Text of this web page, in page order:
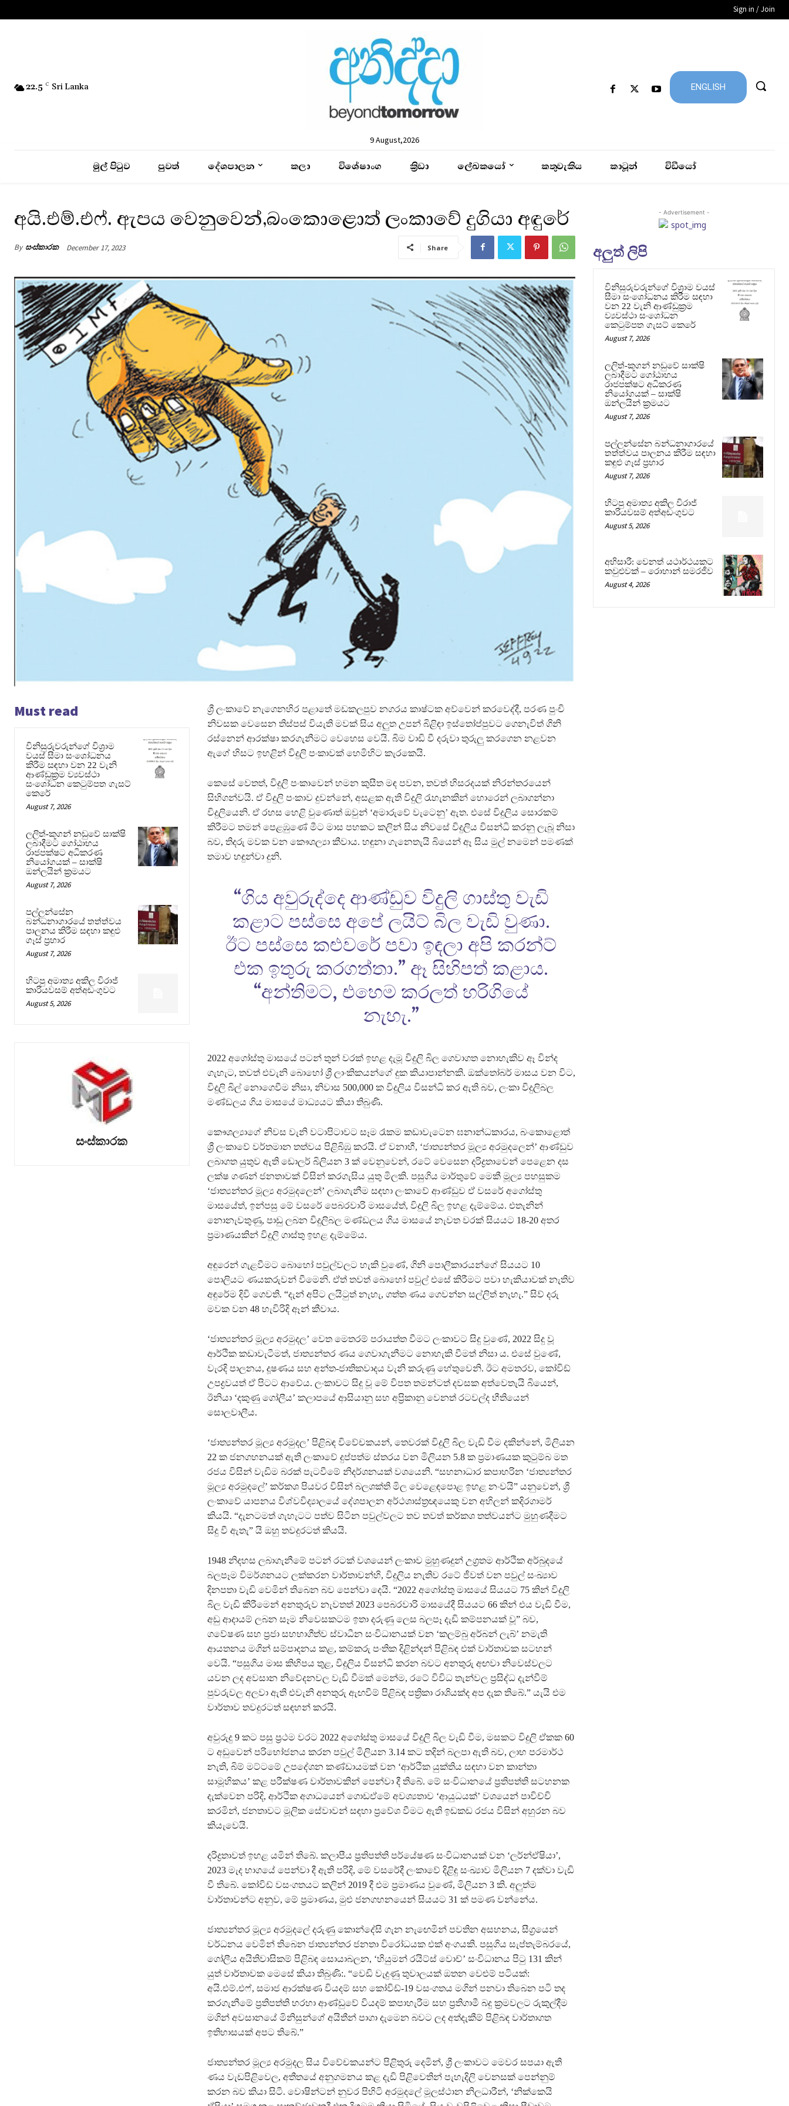
Sign in / Join
22.5 C Sri Lanka
9 August,2026
ENGLISH
මුල් පිටුව පුවත් දේශපාලන කලා විශේෂාංග ක්‍රිඩා ලේඛකයෝ කතුවැකිය කාටූන් විඩීයෝ
අයි.එම්.එෆ්. ඇපය වෙනුවෙන්,බංකොළොත් ලංකාවේ දුගියා අඳුරේ
By සංස්කාරක December 17, 2023 Share
Must read
විනිසුරුවරුන්ගේ විශ්‍රාම
වයස් සීමා සංශෝධනය
කිරීම සඳහා වන 22 වැනි
ආණ්ඩුක්‍රම ව්‍යවස්ථා
සංශෝධන කෙටුම්පත ගැසට්
කෙරේ
August 7, 2026
ලලිත්-කූගන් නඩුවේ සාක්ෂි
ලබාදීමට ගෝඨාභය
රාජපක්ෂට අධිකරණ
නියෝගයක් – සාක්ෂි
ඔන්ලයින් ක්‍රමයට
August 7, 2026
පල්ලන්සේන
බන්ධනාගාරයේ තත්ත්වය
පාලනය කිරීම සඳහා කඳුළු
ගෑස් ප්‍රහාර
August 7, 2026
හිටපු අමාත්‍ය අකිල විරාජ්
කාරියවසම් අත්අඩංගුවට
August 5, 2026
සංස්කාරක
ශ්‍රී ලංකාවේ නැගෙනහිර පළාතේ මඩකලපුව නගරය කාෂ්ටක අව්වෙන් කරවෙද්දී, පරණ පුංචි
නිවසක වෙසෙන තිස්පස් වියැති මවක් සිය අලුත උපන් බිළිඳා ඉස්තෝප්පුවට ගෙනැවිත් ගිනි
රස්නෙන් ආරක්ෂා කරගැනීමට වෙහෙස වෙයි. බිම වාඩි වී දරුවා තුරුලු කරගෙන නළවන
ඇගේ හිසට ඉහළින් විදුලි පංකාවක් හෙමිහිට කැරකෙයි.
කෙසේ වෙතත්, විදුලි පංකාවෙන් හමන කුසීත මඳ පවන, තවත් හිසරදයක් නිරන්තරයෙන්
සිහිගන්වයි. ඒ විදුලි පංකාව දුවන්නේ, අසළක ඇති විදුලි රැහැනකින් හොරෙන් ලබාගන්නා
විදුලියෙනි. ඒ රහස හෙළි වුණොත් ඔවුන් ‘අමාරුවේ වැටෙනු’ ඇත. එසේ විදුලිය සොරකම්
කිරීමට තමන් පෙළඹුණේ මීට මාස පහකට කලින් සිය නිවසේ විදුලිය විසන්ධි කරනු ලැබූ නිසා
බව, තිදරු මවක වන කෞශල්‍යා කීවාය. හඳුනා ගැනෙතැයි බියෙන් ඈ සිය මුල් නමෙන් පමණක්
තමාව හඳුන්වා දුනි.
“ගිය අවුරුද්දෙ ආණ්ඩුව විදුලි ගාස්තු වැඩි
කළාට පස්සෙ අපේ ලයිට් බිල වැඩි වුණා.
ඊට පස්සෙ කළුවරේ පවා ඉඳලා අපි කරන්ට්
එක ඉතුරු කරගත්තා.” ඈ සිහිපත් කළාය.
“අන්තිමට, එහෙම කරලත් හරිගියේ
නැහැ.”
2022 අගෝස්තු මාසයේ පටන් තුන් වරක් ඉහළ දැමූ විදුලි බිල ගෙවාගත නොහැකිව ඈ වින්ද
ගැහැට, තවත් එවැනි බොහෝ ශ්‍රී ලාංකිකයන්ගේ දුක කියාපාන්නකි. ඔක්තෝබර් මාසය වන විට,
විදුලි බිල් නොගෙවීම නිසා, නිවාස 500,000 ක විදුලිය විසන්ධි කර ඇති බව, ලංකා විදුලිබල
මණ්ඩලය ගිය මාසයේ මාධ්‍යයට කියා තිබුණි.
කෞශල්‍යාගේ නිවස වැනි වටාපිටාවට සෑම රෑකම කඩාවැටෙන ඝනාන්ධකාරය, බංකොළොත්
ශ්‍රී ලංකාවේ වර්තමාන තත්වය පිළිබිඹු කරයි. ඒ වනාහී, ‘ජාත්‍යන්තර මූල්‍ය අරමුදලෙන්’ ආණ්ඩුව
ලබාගත යුතුව ඇති ඩොලර් බිලියන 3 ක් වෙනුවෙන්, රටේ වෙසෙන දරිද්‍රතාවෙන් පෙළෙන දස
ලක්ෂ ගණන් ජනතාවක් විසින් කරගැසිය යුතු මිලකි. පසුගිය මාර්තුවේ මෙකී මූල්‍ය පහසුකම
‘ජාත්‍යන්තර මූල්‍ය අරමුදලෙන්’ ලබාගැනීම සඳහා ලංකාවේ ආණ්ඩුව ඒ වසරේ අගෝස්තු
මාසයේත්, ඉන්පසු මේ වසරේ පෙබරවාරි මාසයේත්, විදුලි බිල ඉහළ දැම්මේය. එතැනින්
නොනැවතුණු, පාඩු ලබන විදුලිබල මණ්ඩලය ගිය මාසයේ නැවත වරක් සියයට 18-20 අතර
ප්‍රමාණයකින් විදුලි ගාස්තු ඉහළ දැම්මේය.
අඳුරෙන් ගැළවීමට බොහෝ පවුල්වලට හැකි වුණේ, ගිනි පොලීකාරයන්ගේ සියයට 10
පොලියට ණයකරුවන් වීමෙනි. ඒත් තවත් බොහෝ පවුල් එසේ කිරීමට පවා හැකියාවක් නැතිව
අඳුරේම දිවි ගෙවති. “දැන් අපිට ලයිටුත් නැහැ, ගත්ත ණය ගෙවන්න සල්ලිත් නැහැ.” සිව් දරු
මවක වන 48 හැවිරිදි ඈන් කීවාය.
‘ජාත්‍යන්තර මූල්‍ය අරමුදල’ වෙත මෙතරම් පරායත්ත වීමට ලංකාවට සිදු වුණේ, 2022 සිදු වූ
ආර්ථික කඩාවැටීමත්, ජාත්‍යන්තර ණය ගෙවාගැනීමට නොහැකි වීමත් නිසා ය. එසේ වුණේ,
වැරදි පාලනය, දූෂණය සහ අන්ත-ජාතිකවාදය වැනි කරුණු හේතුවෙනි. ඊට අමතරව, කෝවිඩ්
උපද්‍රවයත් ඒ පිටට ආවේය. ලංකාවට සිදු වූ මේ විපත තමන්ටත් දවසක අත්වෙතැයි බියෙන්,
ඊනියා ‘දකුණු ගෝලීය’ කලාපයේ ආසියානු සහ අප්‍රිකානු වෙනත් රටවල්ද භීතියෙන්
සොලවාලීය.
‘ජාත්‍යන්තර මූල්‍ය අරමුදල’ පිළිබඳ විවේචකයන්, තෙවරක් විදුලි බිල වැඩි වීම දකින්නේ, මිලියන
22 ක ජනගහනයක් ඇති ලංකාවේ දුප්පත්ම ස්තරය වන මිලියන 5.8 ක ප්‍රමාණයක කුටුම්බ මත
රජය විසින් වැඩිම බරක් පැටවීමේ නිදර්ශනයක් වශයෙනි. “සහනාධාර කපාහරින ‘ජාත්‍යන්තර
මූල්‍ය අරමුදලේ’ කර්කශ පියවර විසින් බලශක්ති මිල වෙළෙඳපොළ ඉහළ නංවයි” යනුවෙන්, ශ්‍රී
ලංකාවේ යාපනය විශ්වවිද්‍යාලයේ දේශපාලන අර්ථශාස්ත්‍රඥයෙකු වන අහිලන් කදිරගාමර්
කියයි. “දැනටමත් ගැහැටට පත්ව සිටින පවුල්වලට තව තවත් කර්කශ තත්වයන්ට මුහුණදීමට
සිදු වී ඇතැ” යි ඔහු තවදුරටත් කියයි.
1948 නිදහස ලබාගැනීමේ පටන් රටක් වශයෙන් ලංකාව මුහුණදුන් උග්‍රතම ආර්ථික අර්බුදයේ
බලපෑම විමර්ශනයට ලක්කරන වාර්තාවන්හි, විදුලිය නැතිව රටේ ජීවත් වන පවුල් සංඛ්‍යාව
දිනපතා වැඩි වෙමින් තිබෙන බව පෙන්වා දෙයි. “2022 අගෝස්තු මාසයේ සියයට 75 කින් විදුලි
බිල වැඩි කිරීමෙන් අනතුරුව නැවතත් 2023 පෙබරවාරි මාසයේදී සියයට 66 කින් එය වැඩි වීම,
අඩු ආදායම් ලබන සෑම නිවෙසකටම ඉතා දරුණු ලෙස බලපෑ දැඩි කම්පනයක් වූ” බව,
ගවේෂණ සහ ප්‍රජා සහභාගීත්ව ස්වාධීන සංවිධානයක් වන ‘කලම්බු අර්බන් ලැබ්’ නමැති
ආයතනය මගින් සම්පාදනය කළ, කම්කරු පංතික දිළින්දන් පිළිබඳ එක් වාර්තාවක සටහන්
වෙයි. “පසුගිය මාස කිහිපය තුළ, විදුලිය විසන්ධි කරන බවට අනතුරු අඟවා නිවෙස්වලට
යවන ලද අවසාන නිවේදනවල වැඩි වීමක් මෙන්ම, රටේ විවිධ තැන්වල ප්‍රසිද්ධ දැන්වීම්
පුවරුවල අලවා ඇති එවැනි අනතුරු ඇඟවීම් පිළිබඳ පත්‍රිකා රාශියක්ද අප දැක තිබේ.” යැයි එම
වාර්තාව තවදුරටත් සඳහන් කරයි.
අවුරුදු 9 කට පසු ප්‍රථම වරට 2022 අගෝස්තු මාසයේ විදුලි බිල වැඩි වීම, මසකට විදුලි ඒකක 60
ට අඩුවෙන් පරිභෝජනය කරන පවුල් මිලියන 3.14 කට තදින් බලපා ඇති බව, ලාභ පරමාර්ථ
නැති, බිම් මට්ටමේ උපදේශන කණ්ඩායමක් වන ‘ආර්ථික යුක්තිය සඳහා වන කාන්තා
සාමූහිකය’ කළ පරීක්ෂණ වාර්තාවකින් පෙන්වා දී තිබේ. මේ සංවිධානයේ ප්‍රතිපත්ති සටහනක
දැක්වෙන පරිදි, ආර්ථික අගාධයෙන් ගොඩඒමේ අවශ්‍යතාව ‘ආයුධයක්’ වශයෙන් පාවිච්චි
කරමින්, ජනතාවට මූලික සේවාවන් සඳහා ප්‍රවේශ වීමට ඇති ඉඩකඩ රජය විසින් අහුරන බව
කියැවෙයි.
දරිද්‍රතාවත් ඉහළ යමින් තිබේ. කලාපීය ප්‍රතිපත්ති පර්යේෂණ සංවිධානයක් වන ‘ලර්න්ඒෂියා’,
2023 මැද භාගයේ පෙන්වා දී ඇති පරිදි, මේ වසරේදී ලංකාවේ දිළිඳු සංඛ්‍යාව මිලියන 7 දක්වා වැඩි
වී තිබේ. කෝවිඩ් වසංගතයට කලින් 2019 දී එම ප්‍රමාණය වුණේ, මිලියන 3 කි. අලුත්ම
වාර්තාවන්ට අනුව, මේ ප්‍රමාණය, මුළු ජනගහනයෙන් සියයට 31 ක් පමණ වන්නේය.
ජාත්‍යන්තර මූල්‍ය අරමුදලේ දරුණු කොන්දේසි ගැන නැඟෙමින් පවතින අසහනය, සීග්‍රයෙන්
වර්ධනය වෙමින් තිබෙන ජාත්‍යන්තර ජනතා විරෝධයක එක් අංගයකි. පසුගිය සැප්තැම්බරයේ,
ගෝලීය අයිතිවාසිකම් පිළිබඳ සොයාබලන, ‘හියුමන් රයිට්ස් වොච්’ සංවිධානය පිටු 131 කින්
යුත් වාර්තාවක මෙසේ කියා තිබුණි:. “වෙඩි වැදුණු තුවාලයක් ඔතන වෙළුම් පටියක්:
අයි.එම්.එෆ්, සමාජ ආරක්ෂණ වියදම් සහ කෝවිඩ්-19 වසංගතය මගින් පනවා තිබෙන පටි තද
කරගැනීමේ ප්‍රතිපත්ති හරහා ආණ්ඩුවේ වියදම් කපාහැරීම සහ ප්‍රතිගාමී බදු ක්‍රමවලට රුකුල්දීම
මගින් අවසානයේ මිනිසුන්ගේ අයිතීන් පාගා දැමෙන බවට ලද අත්දැකීම් පිළිබඳ වාර්තාගත
ඉතිහාසයක් අපට තිබේ.”
ජාත්‍යන්තර මූල්‍ය අරමුදල සිය විවේචකයන්ට පිළිතුරු දෙමින්, ශ්‍රී ලංකාවට මෙවර සපයා ඇති
ණය වැඩපිළිවෙල, අතීතයේ අනුගමනය කළ දැඩි පිළිවෙතින් පැහැදිලි වෙනසක් පෙන්නුම්
කරන බව කියා සිටී. වොෂින්ටන් නුවර පිහිටි අරමුදලේ මූලස්ථාන නිලධාරීන්, ‘නික්කෙයි
- Advertisement -
අලුත් ලිපි
විනිසුරුවරුන්ගේ විශ්‍රාම වයස්
සීමා සංශෝධනය කිරීම සඳහා
වන 22 වැනි ආණ්ඩුක්‍රම
ව්‍යවස්ථා සංශෝධන
කෙටුම්පත ගැසට් කෙරේ
August 7, 2026
ලලිත්-කූගන් නඩුවේ සාක්ෂි
ලබාදීමට ගෝඨාභය
රාජපක්ෂට අධිකරණ
නියෝගයක් – සාක්ෂි
ඔන්ලයින් ක්‍රමයට
August 7, 2026
පල්ලන්සේන බන්ධනාගාරයේ
තත්ත්වය පාලනය කිරීම සඳහා
කඳුළු ගෑස් ප්‍රහාර
August 7, 2026
හිටපු අමාත්‍ය අකිල විරාජ්
කාරියවසම් අත්අඩංගුවට
August 5, 2026
අභිසාරී: වෙනත් යථාර්ථයකට
කවුළුවක් – රොහාන් සමරජීව
August 4, 2026